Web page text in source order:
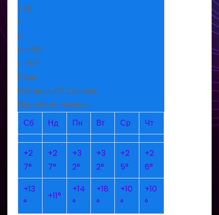
+29
°
C
H: +30°
L: +17°
Рівне
П’ятниця, 07 Серпень
Прогноз на тиждень
Сб
Нд Пн Вт Ср Чт
+2
7°
+2
7°
+3
2°
+3
2°
+2
5°
+2
6°
+13
°
+11°
+14
°
+18
°
+10
°
+10
°